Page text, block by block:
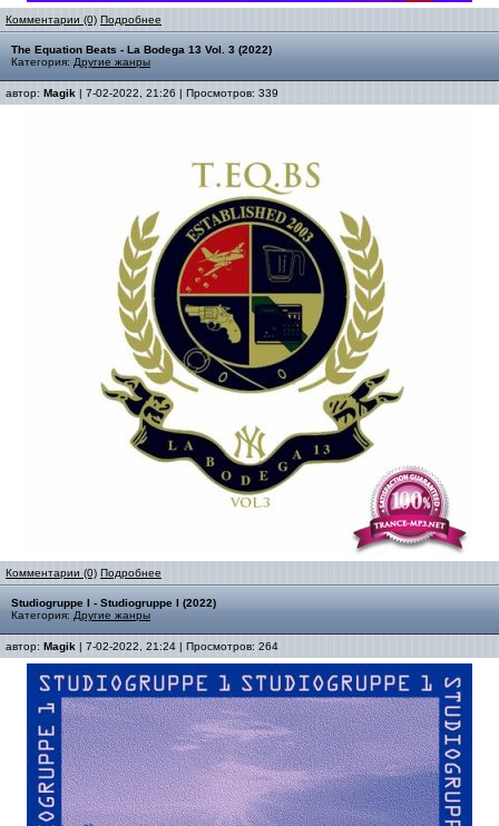
Комментарии (0) Подробнее
The Equation Beats - La Bodega 13 Vol. 3 (2022)
Категория: Другие жанры
автор: Magik | 7-02-2022, 21:26 | Просмотров: 339
Комментарии (0) Подробнее
Studiogruppe I - Studiogruppe I (2022)
Категория: Другие жанры
автор: Magik | 7-02-2022, 21:24 | Просмотров: 264